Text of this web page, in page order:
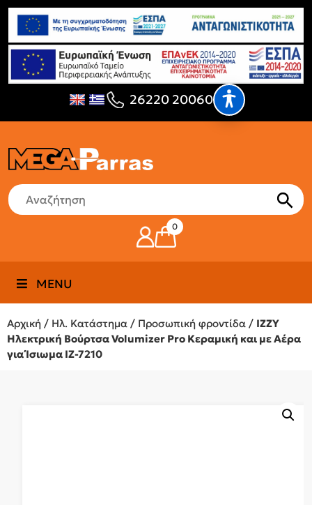
26220 20060
0
MENU
Αρχική / Ηλ. Κατάστημα / Προσωπική φροντίδα / IZZY
Ηλεκτρική Βούρτσα Volumizer Pro Κεραμική και με Αέρα
για Ίσιωμα IZ-7210